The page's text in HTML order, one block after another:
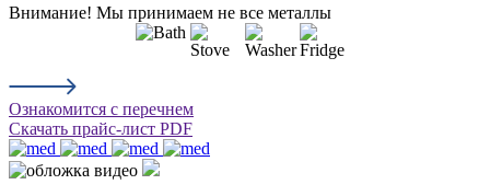
Внимание! Мы принимаем не все металлы
Ознакомится с перечнем
Скачать прайс-лист PDF